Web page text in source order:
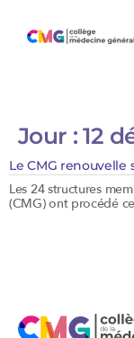
Jour :12
Le CMG renouvelle
Les 24 structures
(CMG) ont procédé